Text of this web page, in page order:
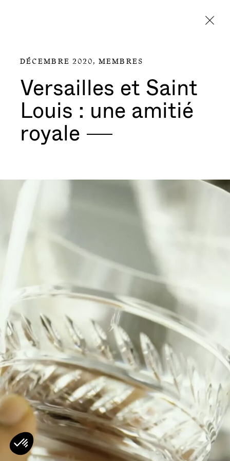
DÉCEMBRE 2020, MEMBRES
Versailles et Saint
Louis : une amitié
royale